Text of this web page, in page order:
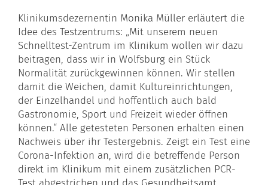
Klinikumsdezernentin Monika Müller erläutert die
Idee des Testzentrums: „Mit unserem neuen
Schnelltest-Zentrum im Klinikum wollen wir dazu
beitragen, dass wir in Wolfsburg ein Stück
Normalität zurückgewinnen können. Wir stellen
damit die Weichen, damit Kultureinrichtungen,
der Einzelhandel und hoffentlich auch bald
Gastronomie, Sport und Freizeit wieder öffnen
können.“ Alle getesteten Personen erhalten einen
Nachweis über ihr Testergebnis. Zeigt ein Test eine
Corona-Infektion an, wird die betreffende Person
direkt im Klinikum mit einem zusätzlichen PCR-